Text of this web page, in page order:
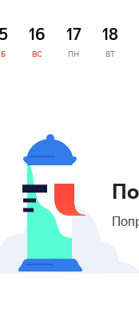
16
ВС
17
ПН
18
ВТ